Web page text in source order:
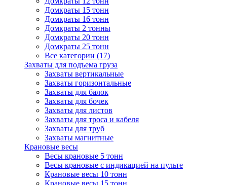
Домкраты 15 тонн
Домкраты 16 тонн
Домкраты 2 тонны
Домкраты 20 тонн
Домкраты 25 тонн
Все категории (17)
Захваты для подъема груза
Захваты вертикальные
Захваты горизонтальные
Захваты для балок
Захваты для бочек
Захваты для листов
Захваты для троса и кабеля
Захваты для труб
Захваты магнитные
Крановые весы
Весы крановые 5 тонн
Весы крановые с индикацией на пульте
Крановые весы 10 тонн
Крановые весы 15 тонн